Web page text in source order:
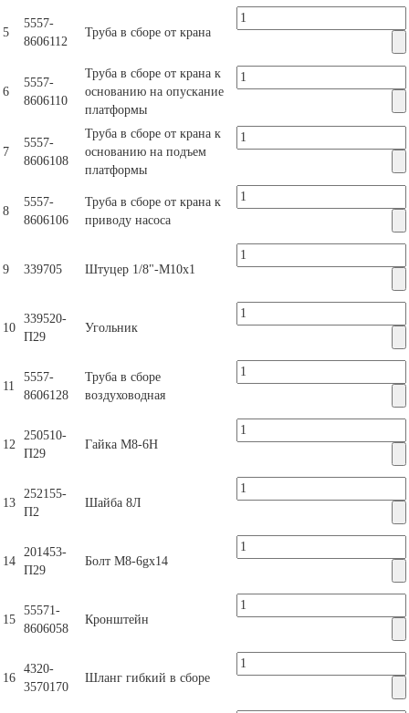
5
5557-
8606112
Труба в сборе от крана
6
5557-
8606110
Труба в сборе от крана к
основанию на опускание
платформы
7
5557-
8606108
Труба в сборе от крана к
основанию на подъем
платформы
8
5557-
8606106
Труба в сборе от крана к
приводу насоса
9 339705 Штуцер 1/8"-М10х1
10
339520-
П29
Угольник
11
5557-
8606128
Труба в сборе
воздуховодная
12
250510-
П29
Гайка М8-6Н
13
252155-
П2
Шайба 8Л
14
201453-
П29
Болт М8-6gх14
15
55571-
8606058
Кронштейн
16
4320-
3570170
Шланг гибкий в сборе